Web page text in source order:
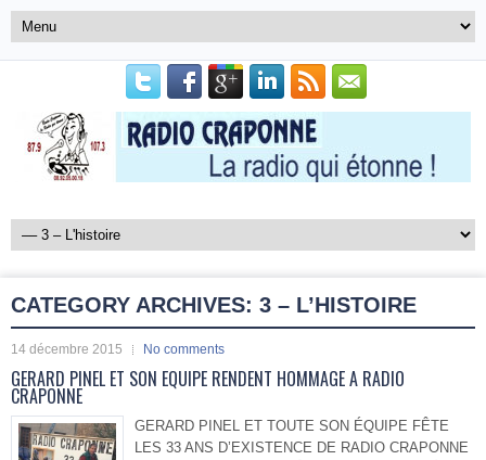
CATEGORY ARCHIVES: 3 – L’HISTOIRE
14 décembre 2015 No comments
GERARD PINEL ET SON EQUIPE RENDENT HOMMAGE A RADIO
CRAPONNE
GERARD PINEL ET TOUTE SON ÉQUIPE FÊTE
LES 33 ANS D’EXISTENCE DE RADIO CRAPONNE